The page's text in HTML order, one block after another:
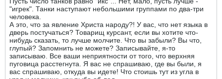
"игрек". Танки наступают небольшими группами по два-три
человека.
А это, что за явление Христа народу?! У вас, что нет языка в
дверь постучаться? Товарищ курсант, если вы хотите что-
нибудь сказать, то лучше молчите. Что вы забыли? Вы что,
глупый? Запомнить не можете? Записывайте, я-то
записываю. Все ваши неприятности от того, что верхняя
пуговица расстегнута. Я вас не спрашиваю, где вы были, я
вас спрашиваю, откуда вы идете! Что стоишь тут из угла в